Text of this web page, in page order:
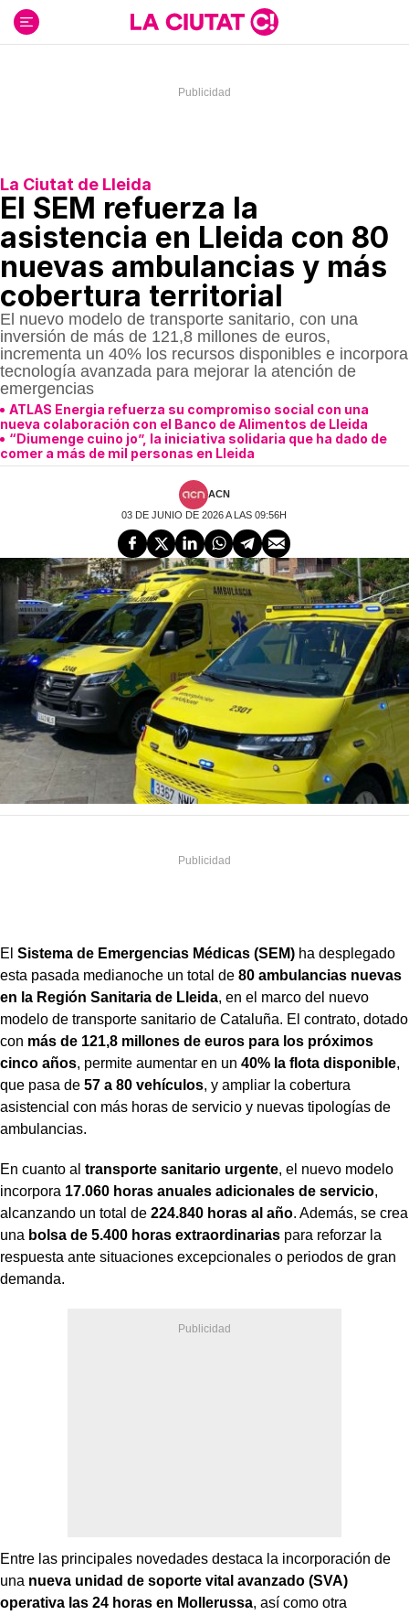
contenido
La Ciutat de Lleida
El SEM refuerza la
asistencia en Lleida con 80
nuevas ambulancias y más
cobertura territorial
El nuevo modelo de transporte sanitario, con una
inversión de más de 121,8 millones de euros,
incrementa un 40% los recursos disponibles e incorpora
tecnología avanzada para mejorar la atención de
emergencias
ATLAS Energia refuerza su compromiso social con una
nueva colaboración con el Banco de Alimentos de Lleida
“Diumenge cuino jo”, la iniciativa solidaria que ha dado de
comer a más de mil personas en Lleida
ACN
03 DE JUNIO DE 2026 A LAS 09:56H
El Sistema de Emergencias Médicas (SEM) ha desplegado
esta pasada medianoche un total de 80 ambulancias nuevas
en la Región Sanitaria de Lleida, en el marco del nuevo
modelo de transporte sanitario de Cataluña. El contrato, dotado
con más de 121,8 millones de euros para los próximos
cinco años, permite aumentar en un 40% la flota disponible,
que pasa de 57 a 80 vehículos, y ampliar la cobertura
asistencial con más horas de servicio y nuevas tipologías de
ambulancias.
En cuanto al transporte sanitario urgente, el nuevo modelo
incorpora 17.060 horas anuales adicionales de servicio,
alcanzando un total de 224.840 horas al año. Además, se crea
una bolsa de 5.400 horas extraordinarias para reforzar la
respuesta ante situaciones excepcionales o periodos de gran
demanda.
Entre las principales novedades destaca la incorporación de
una nueva unidad de soporte vital avanzado (SVA)
operativa las 24 horas en Mollerussa, así como otra